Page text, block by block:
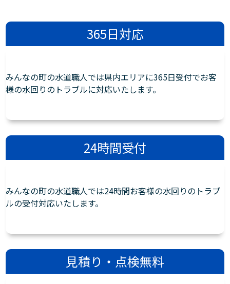
365日対応
みんなの町の水道職人では県内エリアに365日受付でお客
様の水回りのトラブルに対応いたします。
24時間受付
みんなの町の水道職人では24時間お客様の水回りのトラブ
ルの受付対応いたします。
見積り・点検無料